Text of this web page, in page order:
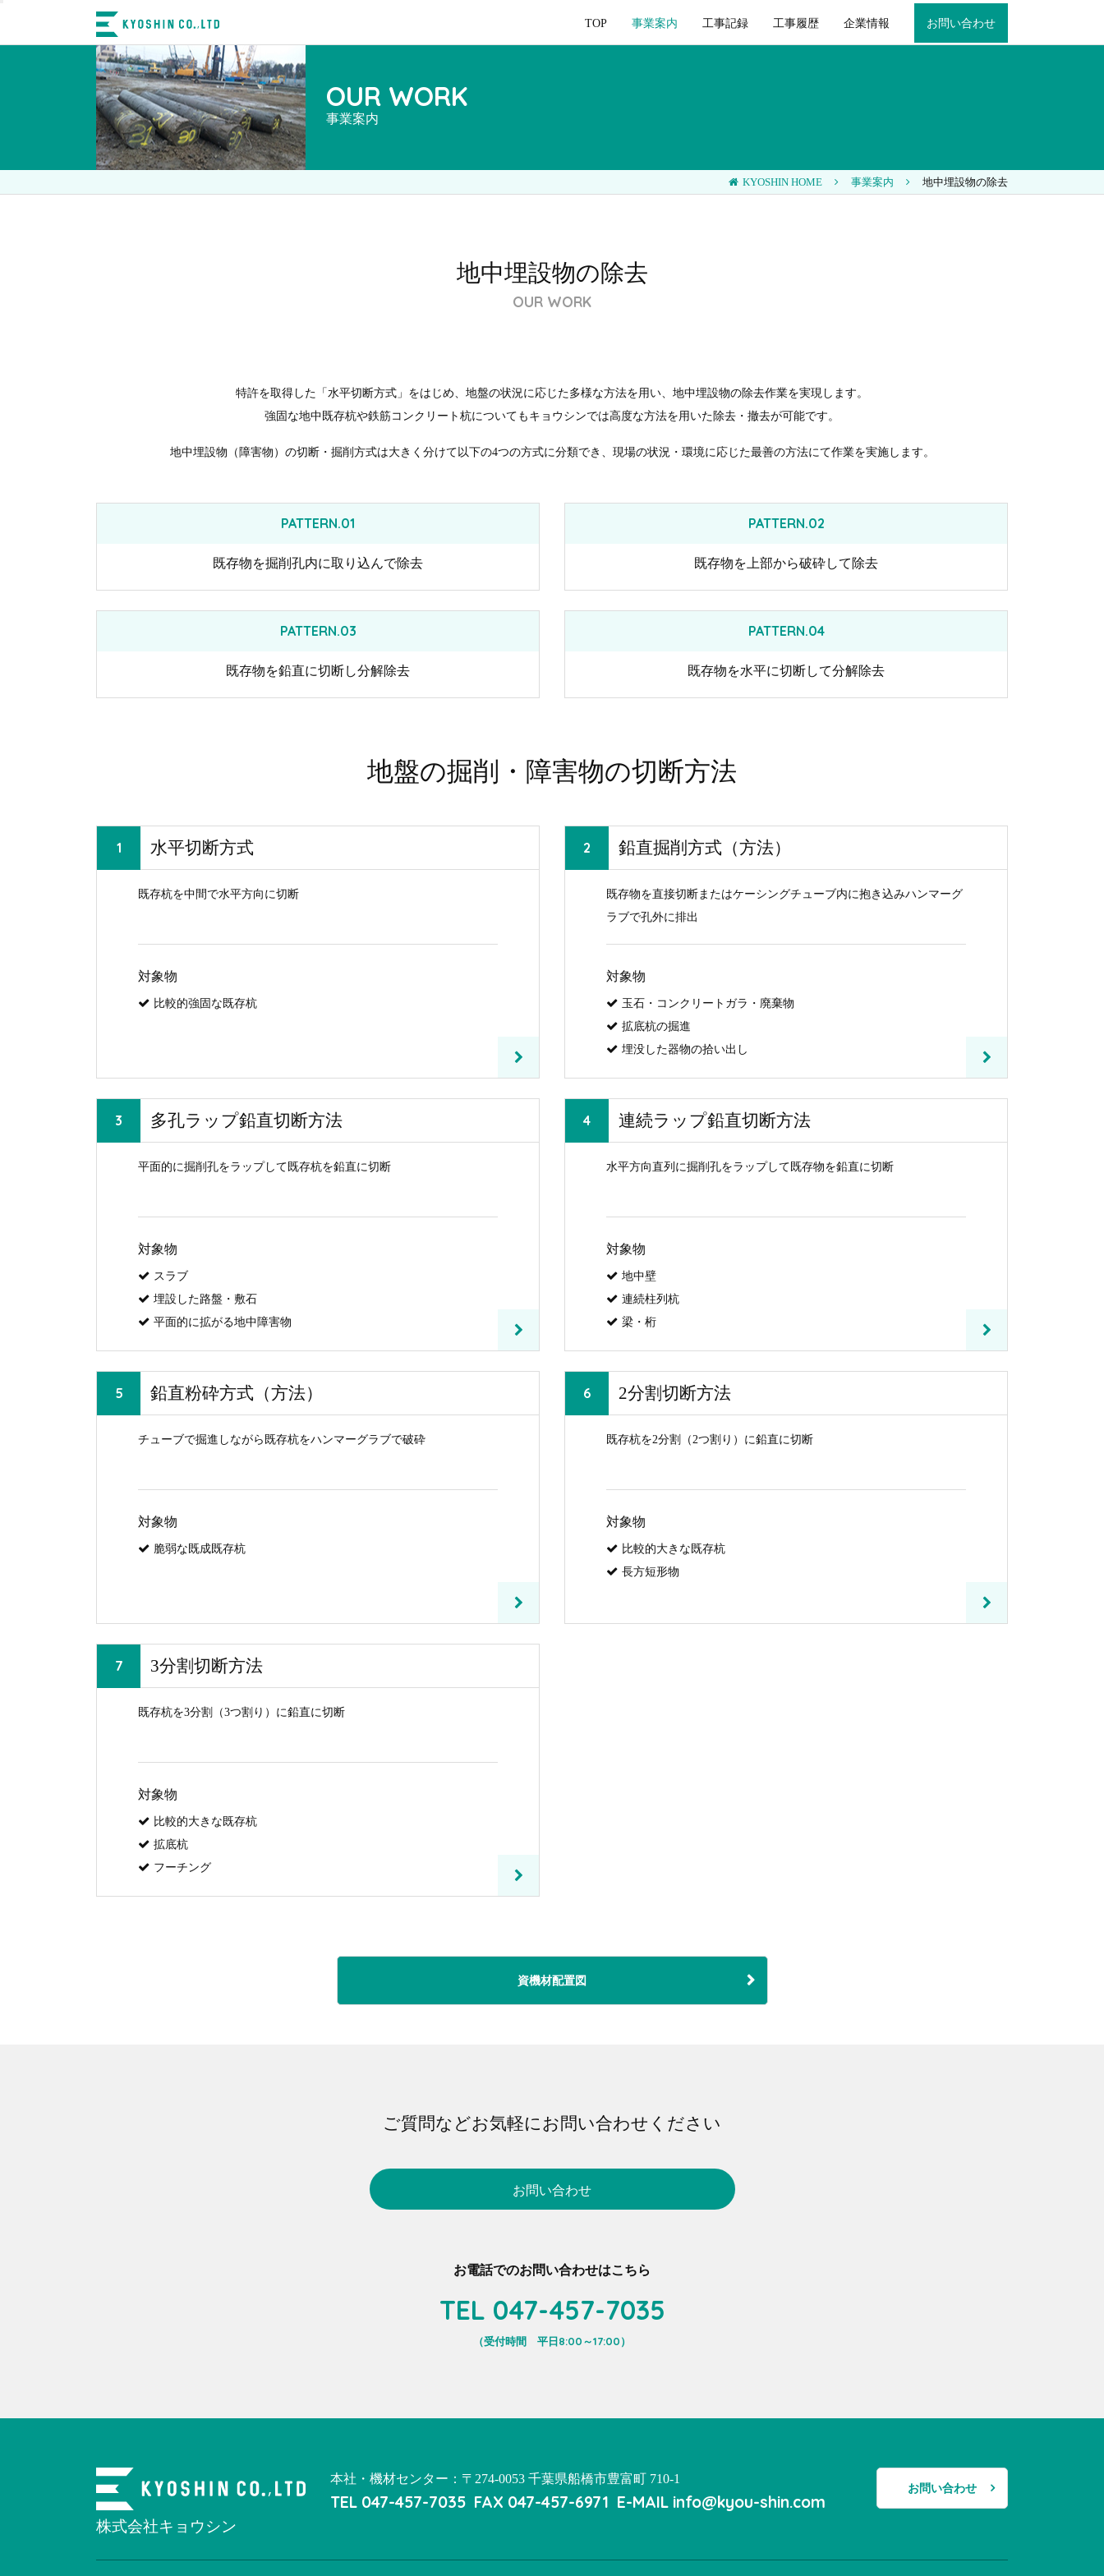
TOP 事業案内 工事記録 工事履歴 企業情報 お問い合わせ
OUR WORK
事業案内
KYOSHIN HOME 事業案内 地中埋設物の除去
地中埋設物の除去
特許を取得した「水平切断方式」をはじめ、地盤の状況に応じた多様な方法を用い、地中埋設物の除去作業を実現します。
強固な地中既存杭や鉄筋コンクリート杭についてもキョウシンでは高度な方法を用いた除去・撤去が可能です。
地中埋設物（障害物）の切断・掘削方式は大きく分けて以下の4つの方式に分類でき、現場の状況・環境に応じた最善の方法にて作業を実施します。
PATTERN.01
既存物を掘削孔内に取り込んで除去
PATTERN.02
既存物を上部から破砕して除去
PATTERN.03
既存物を鉛直に切断し分解除去
PATTERN.04
既存物を水平に切断して分解除去
地盤の掘削・障害物の切断方法
水平切断方式
既存杭を中間で水平方向に切断
対象物
比較的強固な既存杭
鉛直掘削方式（方法）
既存物を直接切断またはケーシングチューブ内に抱き込みハンマーグ
ラブで孔外に排出
対象物
玉石・コンクリートガラ・廃棄物
拡底杭の掘進
埋没した器物の拾い出し
多孔ラップ鉛直切断方法
平面的に掘削孔をラップして既存杭を鉛直に切断
対象物
スラブ
埋設した路盤・敷石
平面的に拡がる地中障害物
連続ラップ鉛直切断方法
水平方向直列に掘削孔をラップして既存物を鉛直に切断
対象物
地中壁
連続柱列杭
梁・桁
鉛直粉砕方式（方法）
チューブで掘進しながら既存杭をハンマーグラブで破砕
対象物
脆弱な既成既存杭
2分割切断方法
既存杭を2分割（2つ割り）に鉛直に切断
対象物
比較的大きな既存杭
長方短形物
3分割切断方法
既存杭を3分割（3つ割り）に鉛直に切断
対象物
比較的大きな既存杭
拡底杭
フーチング
資機材配置図
ご質問などお気軽にお問い合わせください
お問い合わせ
お電話でのお問い合わせはこちら
TEL 047-457-7035
（受付時間 平日8:00～17:00）
株式会社キョウシン
本社・機材センター：〒274-0053 千葉県船橋市豊富町 710-1
TEL 047-457-7035 FAX 047-457-6971 E-MAIL info@kyou-shin.com
お問い合わせ